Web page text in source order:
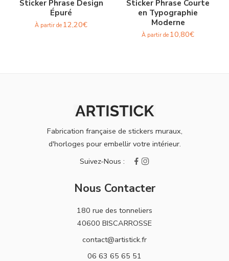
Sticker Phrase Design
Épuré
À partir de 12,20€
Sticker Phrase Courte
en Typographie
Moderne
À partir de 10,80€
Fabrication française de stickers muraux,
d'horloges pour embellir votre intérieur.
Nous Contacter
180 rue des tonneliers
40600 BISCARROSSE
contact@artistick.fr
06 63 65 65 51